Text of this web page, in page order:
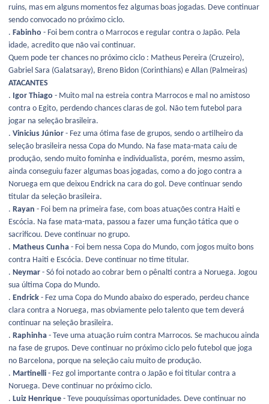
ruins, mas em alguns momentos fez algumas boas jogadas. Deve continuar
sendo convocado no próximo ciclo.
. Fabinho - Foi bem contra o Marrocos e regular contra o Japão. Pela
idade, acredito que não vai continuar.
Quem pode ter chances no próximo ciclo : Matheus Pereira (Cruzeiro),
Gabriel Sara (Galatsaray), Breno Bidon (Corinthians) e Allan (Palmeiras)
ATACANTES
. Igor Thiago - Muito mal na estreia contra Marrocos e mal no amistoso
contra o Egito, perdendo chances claras de gol. Não tem futebol para
jogar na seleção brasileira.
. Vinicius Júnior - Fez uma ótima fase de grupos, sendo o artilheiro da
seleção brasileira nessa Copa do Mundo. Na fase mata-mata caiu de
produção, sendo muito fominha e individualista, porém, mesmo assim,
ainda conseguiu fazer algumas boas jogadas, como a do jogo contra a
Noruega em que deixou Endrick na cara do gol. Deve continuar sendo
titular da seleção brasileira.
. Rayan - Foi bem na primeira fase, com boas atuações contra Haiti e
Escócia. Na fase mata-mata, passou a fazer uma função tática que o
sacrificou. Deve continuar no grupo.
. Matheus Cunha - Foi bem nessa Copa do Mundo, com jogos muito bons
contra Haiti e Escócia. Deve continuar no time titular.
. Neymar - Só foi notado ao cobrar bem o pênalti contra a Noruega. Jogou
sua última Copa do Mundo.
. Endrick - Fez uma Copa do Mundo abaixo do esperado, perdeu chance
clara contra a Noruega, mas obviamente pelo talento que tem deverá
continuar na seleção brasileira.
. Raphinha - Teve uma atuação ruim contra Marrocos. Se machucou ainda
na fase de grupos. Deve continuar no próximo ciclo pelo futebol que joga
no Barcelona, porque na seleção caiu muito de produção.
. Martinelli - Fez gol importante contra o Japão e foi titular contra a
Noruega. Deve continuar no próximo ciclo.
. Luiz Henrique - Teve pouquíssimas oportunidades. Deve continuar no